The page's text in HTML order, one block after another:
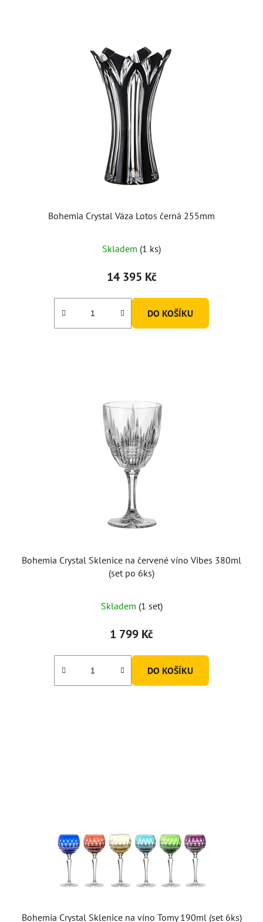
Bohemia Crystal Váza Lotos černá 255mm
Skladem (1 ks)
14 395 Kč
DO KOŠÍKU
Bohemia Crystal Sklenice na červené víno Vibes 380ml
(set po 6ks)
Skladem (1 set)
1 799 Kč
DO KOŠÍKU
Bohemia Crystal Sklenice na víno Tomy 190ml (set 6ks)